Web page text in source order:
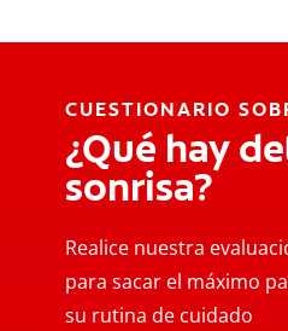
CUESTIONARIO
¿Qué hay
sonrisa?
Realice nuestra
para sacar el máximo
su rutina de cuidado